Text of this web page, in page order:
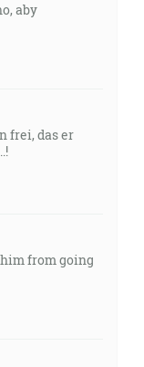
aby
frei, das er
from going